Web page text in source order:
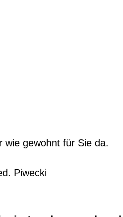
wie gewohnt für Sie da.
Piwecki